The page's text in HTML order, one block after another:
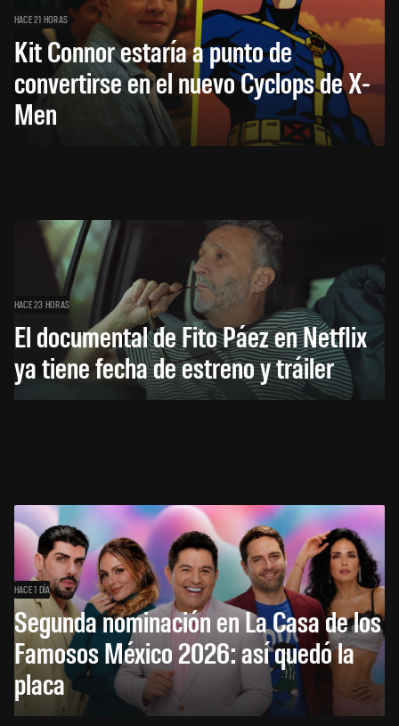
HACE 21 HORAS
Kit Connor estaría a punto de
convertirse en el nuevo Cyclops de X-
Men
HACE 23 HORAS
El documental de Fito Páez en Netflix
ya tiene fecha de estreno y tráiler
HACE 1 DÍA
Segunda nominación en La Casa de los
Famosos México 2026: así quedó la
placa